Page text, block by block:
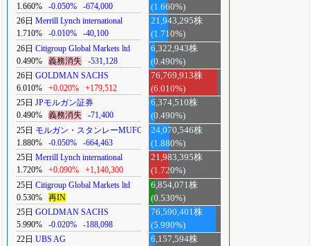
1.660%
-0.050% -674,000
(1.660%)
26日 Merrill Lynch international
1.710%
-0.010% -40,100
21,943,295株
(1.710%)
26日 Citigroup Global Markets ltd
0.490%
義務消失 -531,128
6,322,943株
(0.490%)
26日 GOLDMAN SACHS
6.010%
+0.020% +179,512
76,769,913株
(6.010%)
25日 JPモルガン証券
0.490%
義務消失 -71,400
6,374,510株
(0.490%)
25日 モルガン・スタンレーMUFG
1.880%
-0.050% -664,463
24,070,546株
(1.880%)
25日 Merrill Lynch international
1.720%
+0.090% +1,140,300
21,983,395株
(1.720%)
25日 Citigroup Global Markets ltd
0.530%
再IN
6,854,071株
(0.530%)
25日 GOLDMAN SACHS
5.990%
-0.020% -188,098
76,590,401株
(5.990%)
22日 UBS AG
6,157,594株